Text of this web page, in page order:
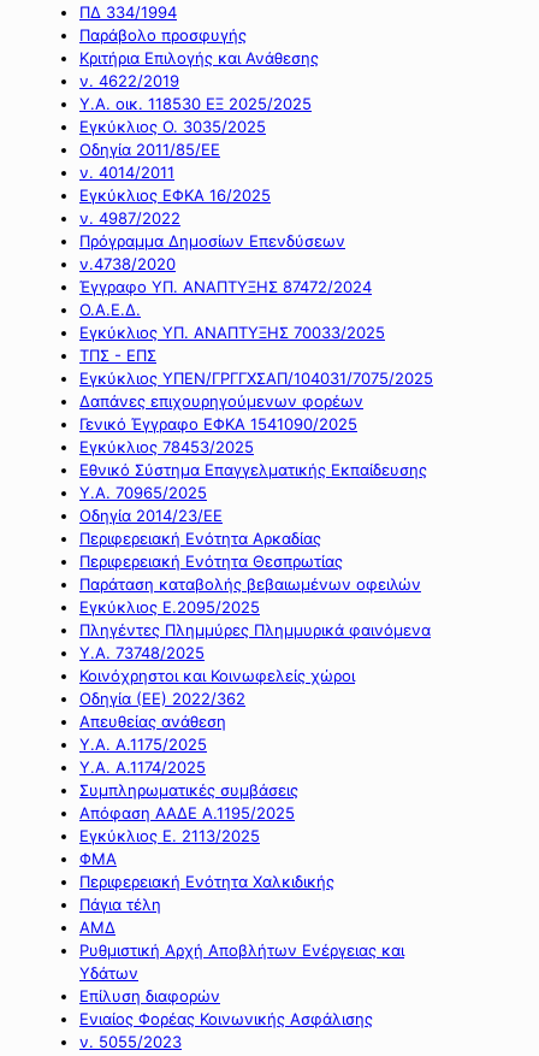
ΠΔ 334/1994
Παράβολο προσφυγής
Κριτήρια Επιλογής και Ανάθεσης
ν. 4622/2019
Υ.Α. οικ. 118530 ΕΞ 2025/2025
Εγκύκλιος Ο. 3035/2025
Οδηγία 2011/85/ΕΕ
ν. 4014/2011
Εγκύκλιος ΕΦΚΑ 16/2025
ν. 4987/2022
Πρόγραμμα Δημοσίων Επενδύσεων
ν.4738/2020
Έγγραφο ΥΠ. ΑΝΑΠΤΥΞΗΣ 87472/2024
Ο.Α.Ε.Δ.
Εγκύκλιος ΥΠ. ΑΝΑΠΤΥΞΗΣ 70033/2025
ΤΠΣ - ΕΠΣ
Εγκύκλιος ΥΠΕΝ/ΓΡΓΓΧΣΑΠ/104031/7075/2025
Δαπάνες επιχουρηγούμενων φορέων
Γενικό Έγγραφο ΕΦΚΑ 1541090/2025
Εγκύκλιος 78453/2025
Εθνικό Σύστημα Επαγγελματικής Εκπαίδευσης
Υ.Α. 70965/2025
Οδηγία 2014/23/ΕΕ
Περιφερειακή Ενότητα Αρκαδίας
Περιφερειακή Ενότητα Θεσπρωτίας
Παράταση καταβολής βεβαιωμένων οφειλών
Εγκύκλιος Ε.2095/2025
Πληγέντες Πλημμύρες Πλημμυρικά φαινόμενα
Υ.Α. 73748/2025
Κοινόχρηστοι και Κοινωφελείς χώροι
Οδηγία (ΕΕ) 2022/362
Απευθείας ανάθεση
Υ.Α. Α.1175/2025
Υ.Α. Α.1174/2025
Συμπληρωματικές συμβάσεις
Απόφαση ΑΑΔΕ Α.1195/2025
Εγκύκλιος Ε. 2113/2025
ΦΜΑ
Περιφερειακή Ενότητα Χαλκιδικής
Πάγια τέλη
ΑΜΔ
Ρυθμιστική Αρχή Αποβλήτων Ενέργειας και
Υδάτων
Επίλυση διαφορών
Ενιαίος Φορέας Κοινωνικής Ασφάλισης
ν. 5055/2023